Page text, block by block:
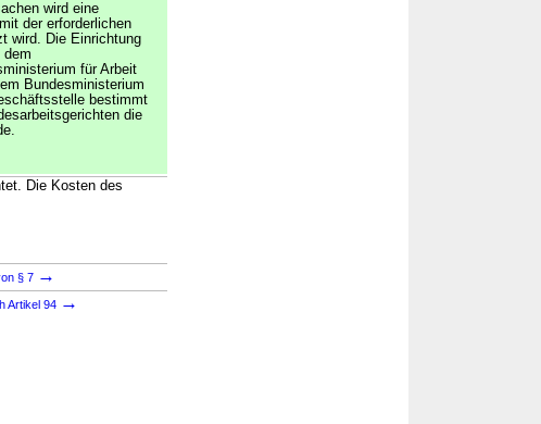
wird eine
der erforderlichen
wird. Die Einrichtung
für Arbeit
Bundesministerium
bestimmt
die
Die Kosten des
§ 7 →
Artikel 94 →